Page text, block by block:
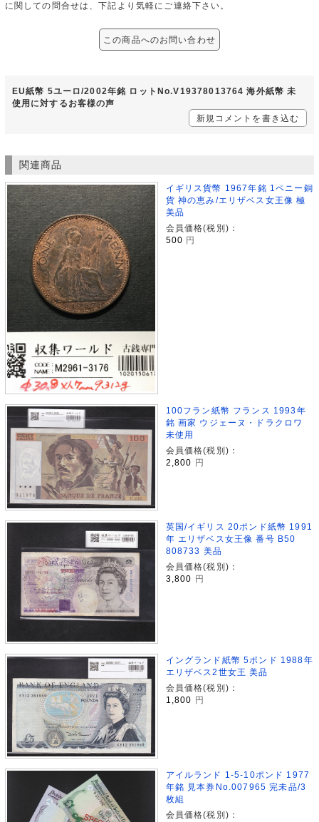
に関しての問合せは、下記より気軽にご連絡下さい。
この商品へのお問い合わせ
EU紙幣 5ユーロ/2002年銘 ロットNo.V19378013764 海外紙幣 未
使用に対するお客様の声
新規コメントを書き込む
関連商品
イギリス貨幣 1967年銘 1ペニー銅
貨 神の恵み/エリザベス女王像 極
美品
会員価格(税別)：
500 円
100フラン紙幣 フランス 1993年
銘 画家 ウジェーヌ・ドラクロワ
未使用
会員価格(税別)：
2,800 円
英国/イギリス 20ポンド紙幣 1991
年 エリザベス女王像 番号 B50
808733 美品
会員価格(税別)：
3,800
円
イングランド紙幣 5ポンド 1988年
エリザベス2世女王 美品
会員価格(税別)：
1,800
円
アイルランド 1-5-10ポンド 1977
年銘 見本券No.007965 完未品/3
枚組
会員価格(税別)：